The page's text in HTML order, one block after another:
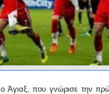
Άγιαξ, που γνώρισε την